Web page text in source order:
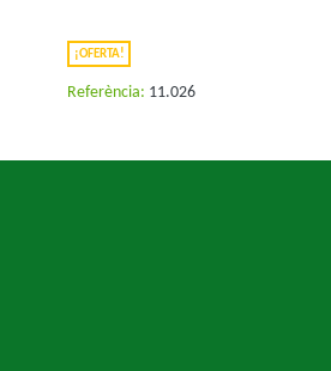
¡OFERTA!
Referència: 11.026